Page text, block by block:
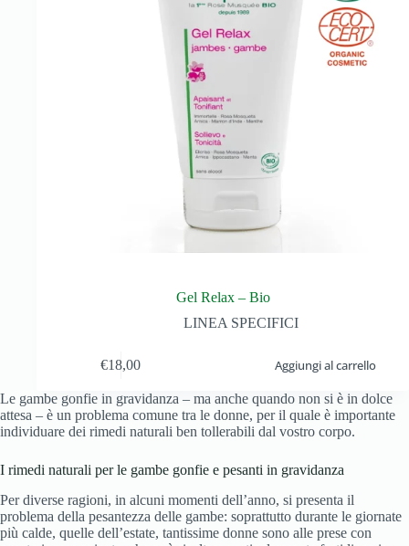
Gel Relax – Bio
LINEA SPECIFICI
€18,00 Aggiungi al carrello
Le gambe gonfie in gravidanza – ma anche quando non si è in dolce
attesa – è un problema comune tra le donne, per il quale è importante
individuare dei rimedi naturali ben tollerabili dal vostro corpo.
I rimedi naturali per le gambe gonfie e pesanti in gravidanza
Per diverse ragioni, in alcuni momenti dell’anno, si presenta il
problema della pesantezza delle gambe: soprattutto durante le giornate
più calde, quelle dell’estate, tantissime donne sono alle prese con